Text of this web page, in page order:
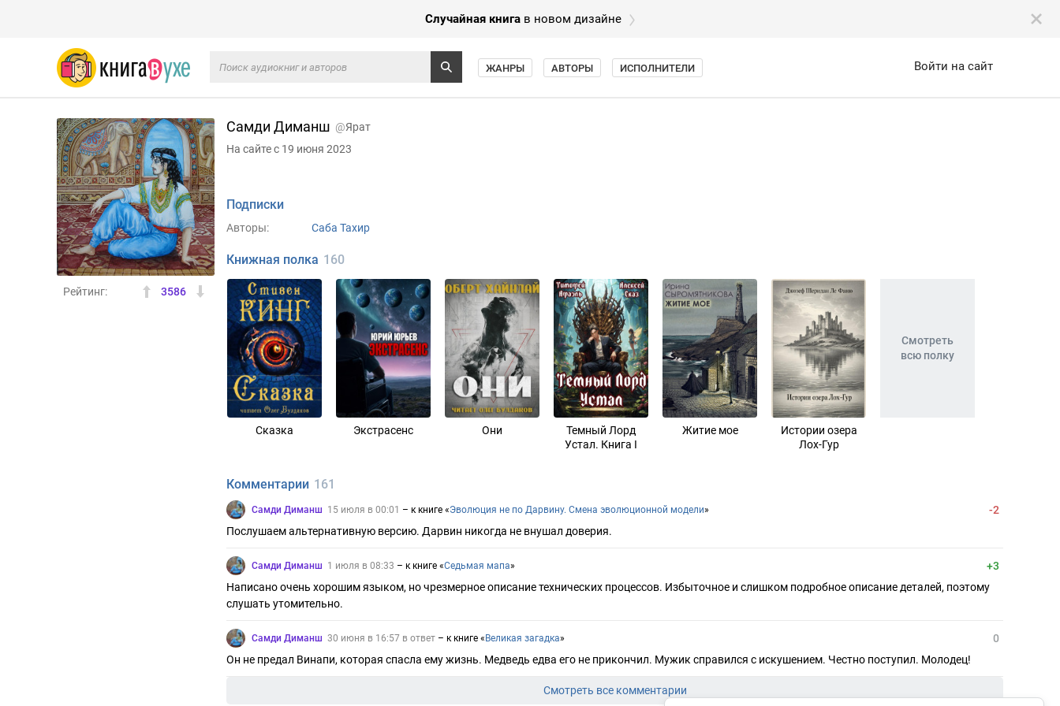
Случайная книга в новом дизайне
Войти на сайт
ЖАНРЫ АВТОРЫ ИСПОЛНИТЕЛИ
Рейтинг: 3586
Самди Диманш @Ярат
На сайте с 19 июня 2023
Подписки
Авторы: Саба Тахир
Книжная полка 160
Сказка Экстрасенс Они
Темный Лорд
Устал. Книга I
Житие мое
Истории озера
Лох-Гур
Смотреть
всю полку
Комментарии 161
-2
Самди Диманш 15 июля в 00:01 – к книге «Эволюция не по Дарвину. Смена эволюционной модели»
Послушаем альтернативную версию. Дарвин никогда не внушал доверия.
+3
Самди Диманш 1 июля в 08:33 – к книге «Седьмая мапа»
Написано очень хорошим языком, но чрезмерное описание технических процессов. Избыточное и слишком подробное описание деталей, поэтому
слушать утомительно.
0
Самди Диманш 30 июня в 16:57 в ответ – к книге « Великая загадка»
Он не предал Винапи, которая спасла ему жизнь. Медведь едва его не прикончил. Мужик справился с искушением. Честно поступил. Молодец!
Смотреть все комментарии